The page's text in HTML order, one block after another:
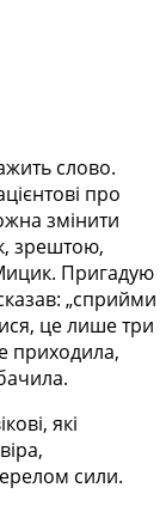
слово.
про
змінити
зрештою,
Пригадую
„сприйми
це лише три
приходила,
які
сили.